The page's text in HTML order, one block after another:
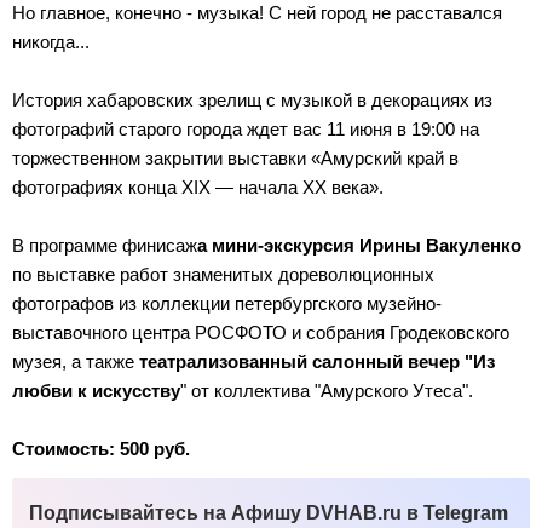
Но главное, конечно - музыка! С ней город не расставался
никогда...
История хабаровских зрелищ с музыкой в декорациях из
фотографий старого города ждет вас 11 июня в 19:00 на
торжественном закрытии выставки «Амурский край в
фотографиях конца XIX — начала XX века».
В программе финисажа мини-экскурсия Ирины Вакуленко
по выставке работ знаменитых дореволюционных
фотографов из коллекции петербургского музейно-
выставочного центра РОСФОТО и собрания Гродековского
музея, а также театрализованный салонный вечер "Из
любви к искусству" от коллектива "Амурского Утеса".
Стоимость: 500 руб.
Подписывайтесь на Афишу DVHAB.ru в Telegram